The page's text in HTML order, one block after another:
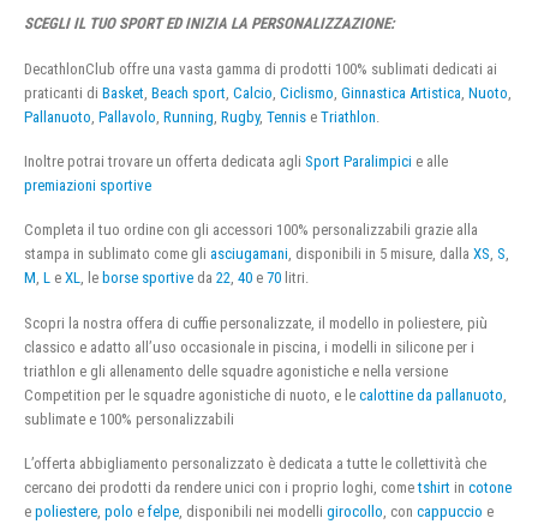
SCEGLI IL TUO SPORT ED INIZIA LA PERSONALIZZAZIONE:
DecathlonClub offre una vasta gamma di prodotti 100% sublimati dedicati ai
praticanti di Basket Beach sport Calcio Ciclismo Ginnastica Artistica Nuoto
Pallanuoto Pallavolo Running Rugby, Tennis e Triathlon
Inoltre potrai trovare un offerta dedicata agli Sport Paralimpici e alle
premiazioni sportive
Completa il tuo ordine con gli accessori 100% personalizzabili grazie alla
stampa in sublimato come gli asciugamani, disponibili in 5 misure, dalla XS, S,
M, L e XL, le borse sportive da 22, 40 e 70 litri.
Scopri la nostra offera di cuffie personalizzate, il modello in poliestere, più
classico e adatto all’uso occasionale in piscina, i modelli in silicone per i
triathlon e gli allenamento delle squadre agonistiche e nella versione
Competition per le squadre agonistiche di nuoto, e le calottine da pallanuoto
sublimate e 100% personalizzabili
L’offerta abbigliamento personalizzato è dedicata a tutte le collettività che
cercano dei prodotti da rendere unici con i proprio loghi, cometshirt in cotone
e poliestere polo e felpe , disponibili nei modelli girocollo , con cappuccio e